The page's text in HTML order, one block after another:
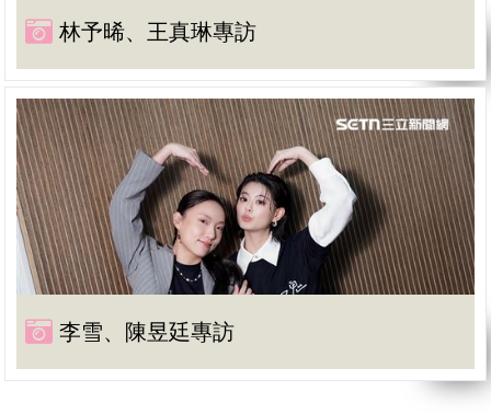
林予晞、王真琳專訪
李雪、陳昱廷專訪